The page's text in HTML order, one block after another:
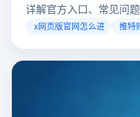
详解官方入口、常见问
访问方案，助你稳定登
x网页版官网怎么进 推特